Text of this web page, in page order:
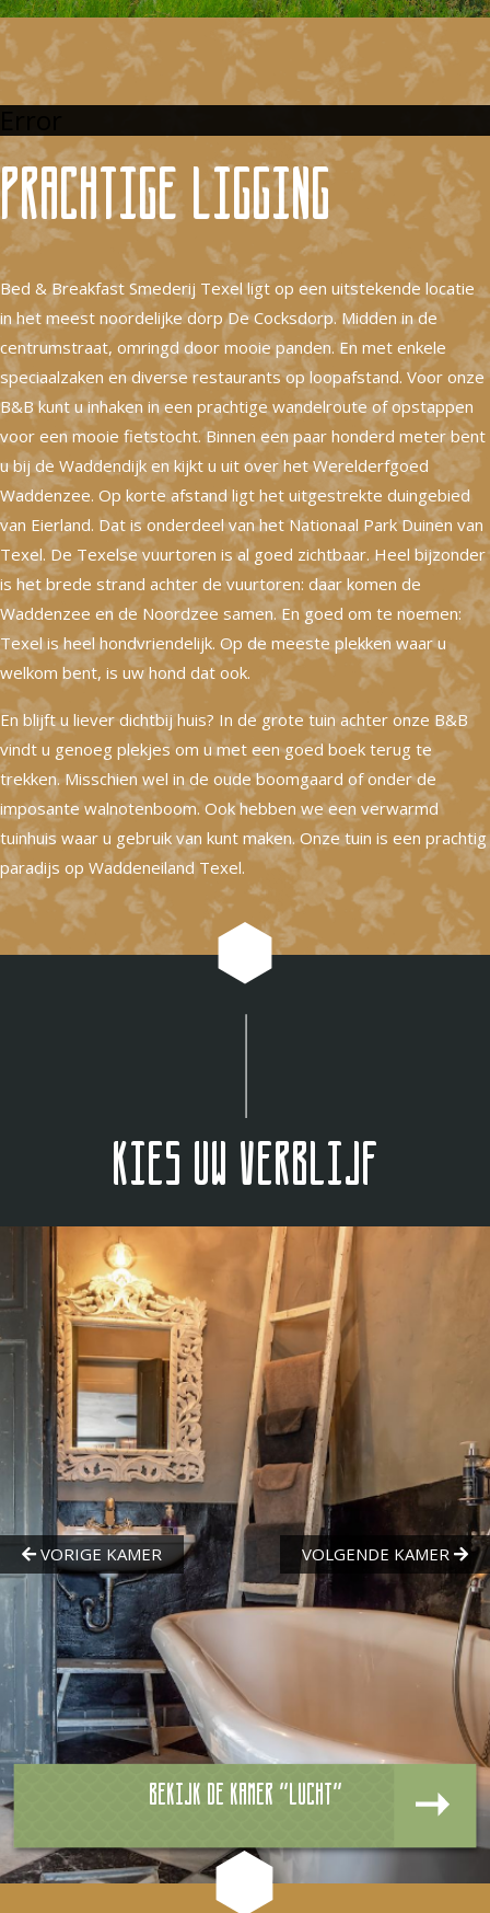
Prachtige ligging
Bed & Breakfast Smederij Texel ligt op een uitstekende locatie
in het meest noordelijke dorp De Cocksdorp. Midden in de
centrumstraat, omringd door mooie panden. En met enkele
speciaalzaken en diverse restaurants op loopafstand. Voor onze
B&B kunt u inhaken in een prachtige wandelroute of opstappen
voor een mooie fietstocht. Binnen een paar honderd meter bent
u bij de Waddendijk en kijkt u uit over het Werelderfgoed
Waddenzee. Op korte afstand ligt het uitgestrekte duingebied
van Eierland. Dat is onderdeel van het Nationaal Park Duinen van
Texel. De Texelse vuurtoren is al goed zichtbaar. Heel bijzonder
is het brede strand achter de vuurtoren: daar komen de
Waddenzee en de Noordzee samen. En goed om te noemen:
Texel is heel hondvriendelijk. Op de meeste plekken waar u
welkom bent, is uw hond dat ook.
En blijft u liever dichtbij huis? In de grote tuin achter onze B&B
vindt u genoeg plekjes om u met een goed boek terug te
trekken. Misschien wel in de oude boomgaard of onder de
imposante walnotenboom. Ook hebben we een verwarmd
tuinhuis waar u gebruik van kunt maken. Onze tuin is een prachtig
paradijs op Waddeneiland Texel.
Kies uw verblijf
Bekijk de kamer "Lucht"